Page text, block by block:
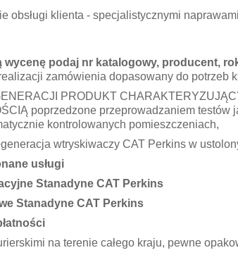
obsługi klienta - specjalistycznymi
wycenę podaj nr katalogowy, producent,
zamówienia dopasowany do potrzeb
PRODUKT
poprzedzone przeprowadzaniem testów
kontrolowanych pomieszczeniach,
wtryskiwaczy CAT Perkins w
usługi
Stanadyne CAT Perkins
Stanadyne CAT Perkins
na terenie całego kraju, pewne